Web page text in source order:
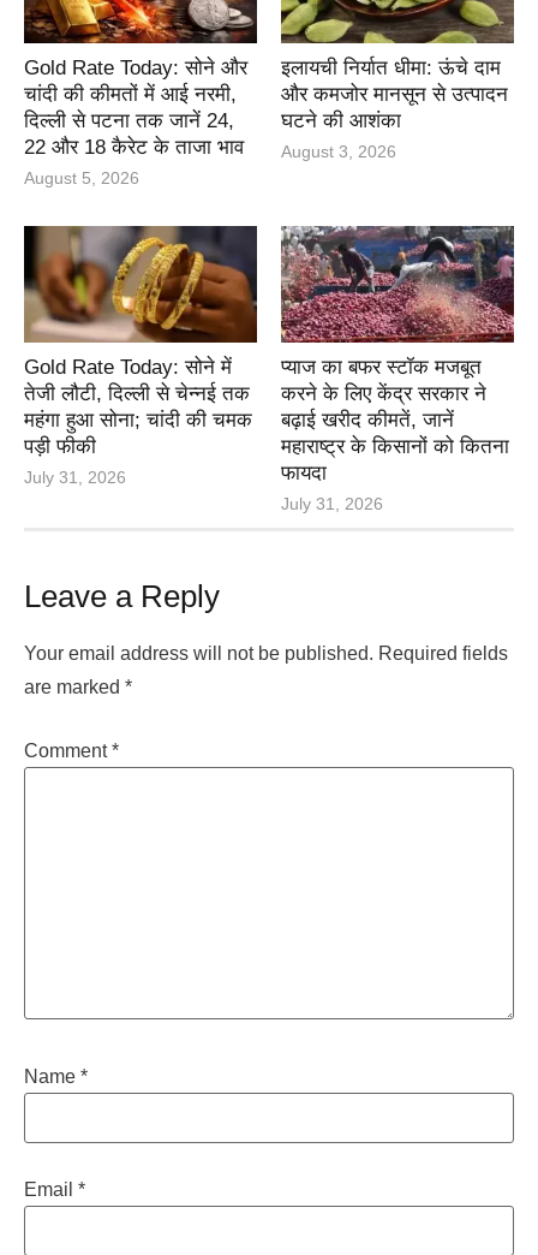
Gold Rate Today: सोने और
चांदी की कीमतों में आई नरमी,
दिल्ली से पटना तक जानें 24,
22 और 18 कैरेट के ताजा भाव
August 5, 2026
इलायची निर्यात धीमा: ऊंचे दाम
और कमजोर मानसून से उत्पादन
घटने की आशंका
August 3, 2026
Gold Rate Today: सोने में
तेजी लौटी, दिल्ली से चेन्नई तक
महंगा हुआ सोना; चांदी की चमक
पड़ी फीकी
July 31, 2026
प्याज का बफर स्टॉक मजबूत
करने के लिए केंद्र सरकार ने
बढ़ाई खरीद कीमतें, जानें
महाराष्ट्र के किसानों को कितना
फायदा
July 31, 2026
Leave a Reply
Your email address will not be published. Required fields
are marked *
Comment*
Name *
Email *